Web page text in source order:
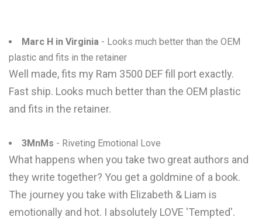
Marc H in Virginia - Looks much better than the OEM
plastic and fits in the retainer
Well made, fits my Ram 3500 DEF fill port exactly.
Fast ship. Looks much better than the OEM plastic
and fits in the retainer.
3MnMs - Riveting Emotional Love
What happens when you take two great authors and
they write together? You get a goldmine of a book.
The journey you take with Elizabeth & Liam is
emotionally and hot. I absolutely LOVE 'Tempted'.